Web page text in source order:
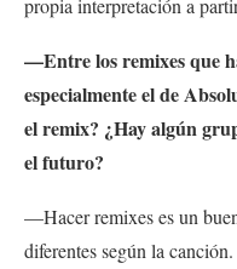
propia interpretación a
—Entre los remixes que
especialmente el de
el remix? ¿Hay algún
el futuro?
—Hacer remixes es un
diferentes según la